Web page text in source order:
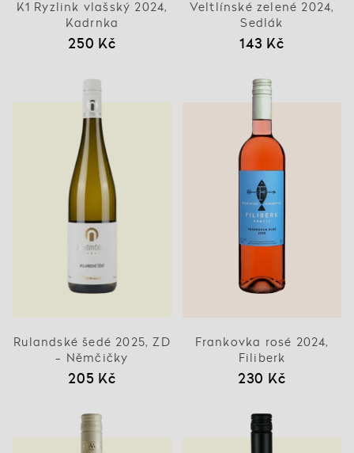
K1 Ryzlink vlašský 2024,
Kadrnka
250 Kč
Veltlínské zelené 2024,
Sedlák
143 Kč
Rulandské šedé 2025, ZD
- Němčičky
205 Kč
Frankovka rosé 2024,
Filiberk
230 Kč